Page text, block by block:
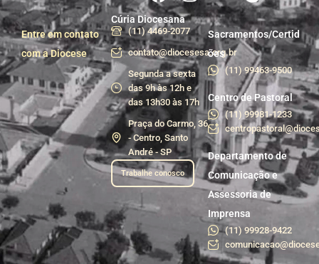
Entre em contato
com a Diocese
Cúria Diocesana
(11) 4469-2077
contato@diocesesa.org.br
Segunda a sexta
das 9h às 12h e
das 13h30 às 17h
Praça do Carmo, 36
- Centro, Santo
André - SP
Trabalhe conosco
Sacramentos/Certid
ões
(11) 99463-9500
Centro de Pastoral
(11) 99981-1233
Departamento de
Comunicação e
Assessoria de
Imprensa
(11) 99928-9422